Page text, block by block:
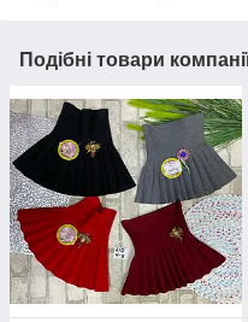
Подібні товари